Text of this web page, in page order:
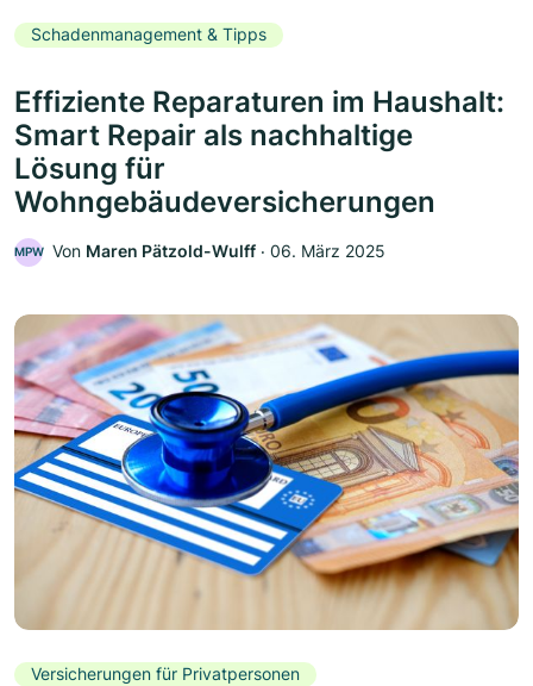
Schadenmanagement & Tipps
Effiziente Reparaturen im Haushalt:
Smart Repair als nachhaltige
Lösung für
Wohngebäudeversicherungen
MPW Von Maren Pätzold-Wulff ‧ 06. März 2025
Versicherungen für Privatpersonen